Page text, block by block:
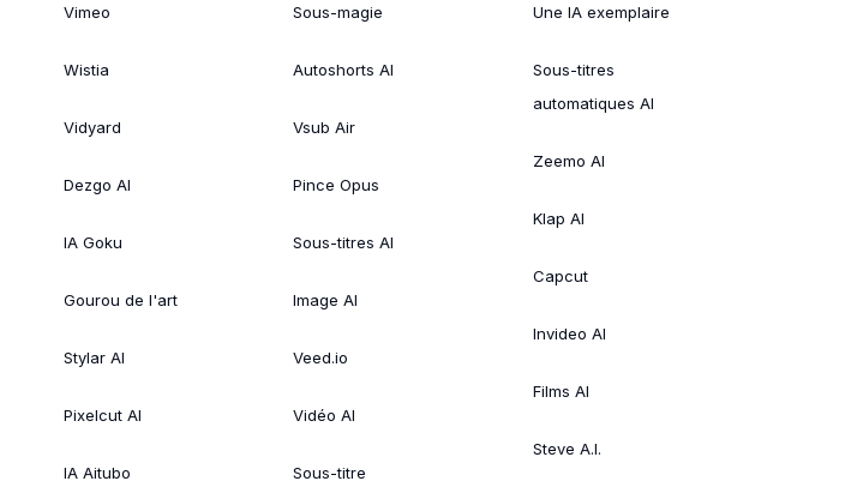
Vimeo
Wistia
Vidyard
Dezgo AI
IA Goku
Gourou de l'art
Stylar AI
Pixelcut AI
IA Aitubo
Sous-magie
Autoshorts AI
Vsub Air
Pince Opus
Sous-titres AI
Image AI
Veed.io
Vidéo AI
Sous-titre
Une IA exemplaire
Sous-titres
automatiques AI
Zeemo AI
Klap AI
Capcut
Invideo AI
Films AI
Steve A.I.